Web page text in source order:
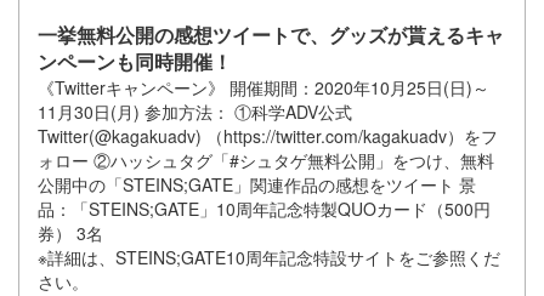
一挙無料公開の感想ツイートで、グッズが貰えるキャ
ンペーンも同時開催！
《Twitterキャンペーン》 開催期間：2020年10月25日(日)～
11月30日(月) 参加方法： ①科学ADV公式
Twitter(@kagakuadv) （https://twitter.com/kagakuadv）をフ
ォロー ②ハッシュタグ「#シュタゲ無料公開」をつけ、無料
公開中の「STEINS;GATE」関連作品の感想をツイート 景
品：「STEINS;GATE」10周年記念特製QUOカード（500円
券） 3名
※詳細は、STEINS;GATE10周年記念特設サイトをご参照くだ
さい。